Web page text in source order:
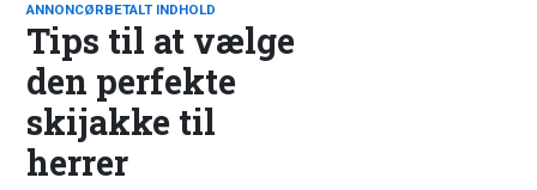
ANNONCØRBETALT INDHOLD
Tips til at vælge
den perfekte
skijakke til
herrer